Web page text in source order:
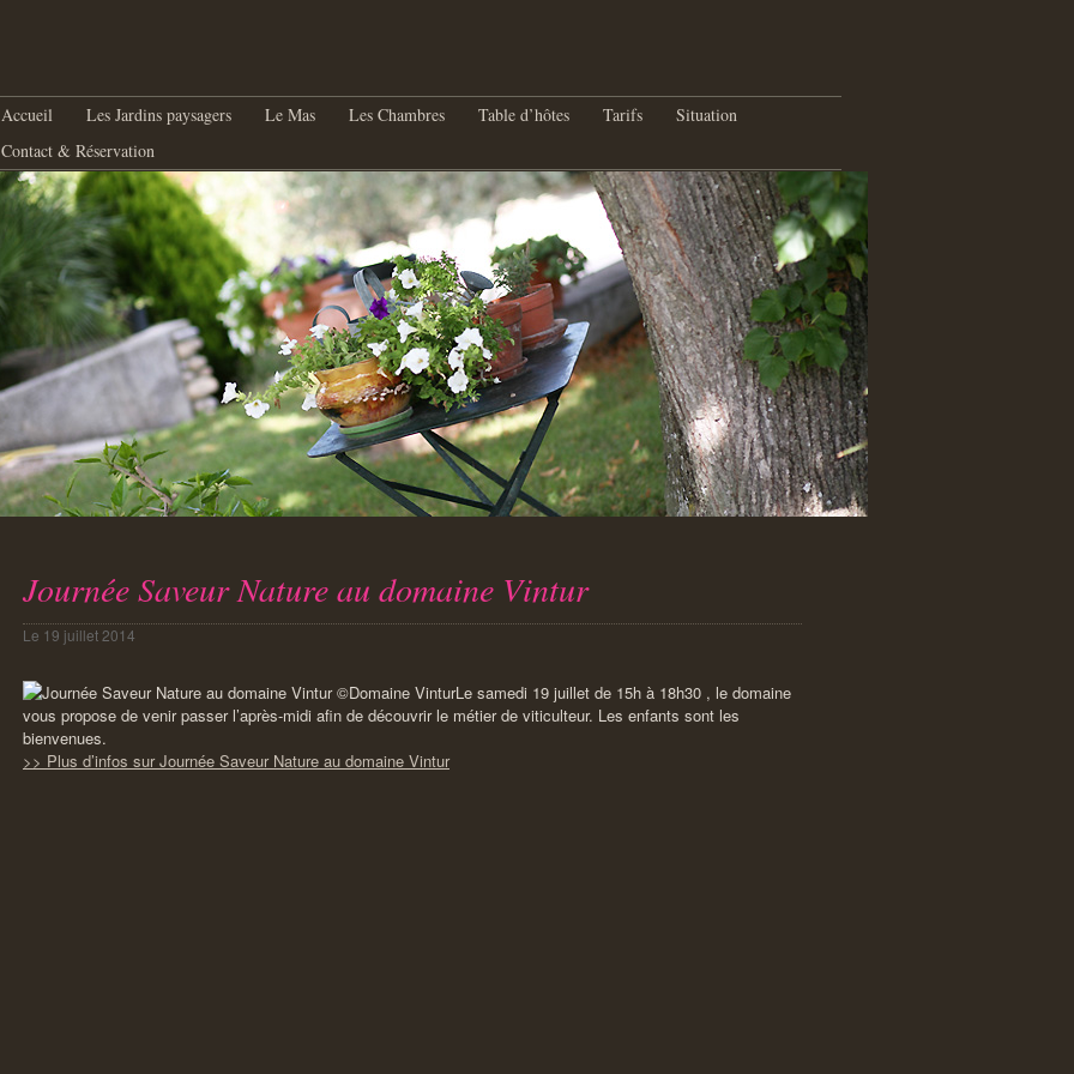
principal
Aller au contenu principal
Aller au contenu secondaire
Accueil Les Jardins paysagers Le Mas Les Chambres Table d’hôtes Tarifs
Situation
Contact & Réservation
Journée Saveur Nature au domaine Vintur
Le 19 juillet 2014
Le samedi 19 juillet de 15h à 18h30 , le domaine
vous propose de venir passer l’après-midi afin de découvrir le métier de viticulteur. Les enfants sont les
bienvenues.
>> Plus d’infos sur Journée Saveur Nature au domaine Vintur